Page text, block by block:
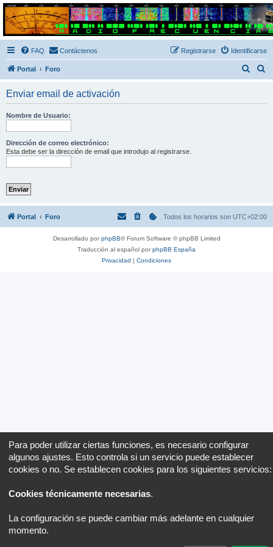
Radio Frecuencias
Foro de Radio Frecuencias
FAQ Contáctenos Identificarse
Registrarse
Portal Foro
Enviar email de activación
Nombre de Usuario:
Dirección de correo electrónico:
Esta debe ser la dirección de email que introdujo al registrarse.
Portal Foro Todos los horarios son UTC+02:00
Desarrollado porphpBB® Forum Software © phpBB Limited
Traducción al español porphpBB España
Privacidad | Condiciones
Para poder utilizar ciertas funciones, es necesario configurar
algunos ajustes. Esto controla si un servicio puede establecer
cookies o no. Se establecen cookies para los siguientes servicios:
Cookies técnicamente necesarias.
La configuración se puede cambiar más adelante en cualquier
momento.